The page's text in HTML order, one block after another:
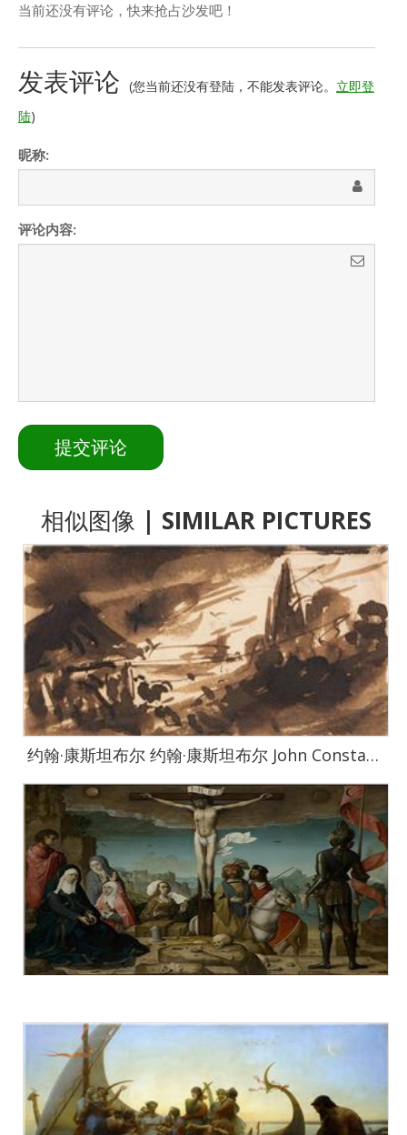
当前还没有评论，快来抢占沙发吧！
发表评论 (您当前还没有登陆，不能发表评论。 立即登
陆)
昵称:
评论内容:
相似图像 | SIMILAR PICTURES
约翰·康斯坦布尔 约翰·康斯坦布尔 John Constable作品集-37